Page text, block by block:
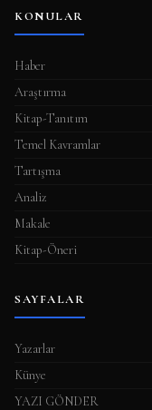
KONULAR
Haber
Araştırma
Kitap-Tanıtım
Temel Kavramlar
Tartışma
Analiz
Makale
Kitap-Öneri
SAYFALAR
Yazarlar
Künye
YAZI GÖNDER